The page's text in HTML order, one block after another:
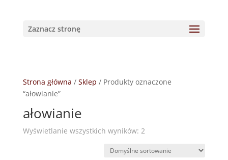
Zaznacz stronę
Strona główna / Sklep / Produkty oznaczone
“ałowianie”
ałowianie
Wyświetlanie wszystkich wyników: 2